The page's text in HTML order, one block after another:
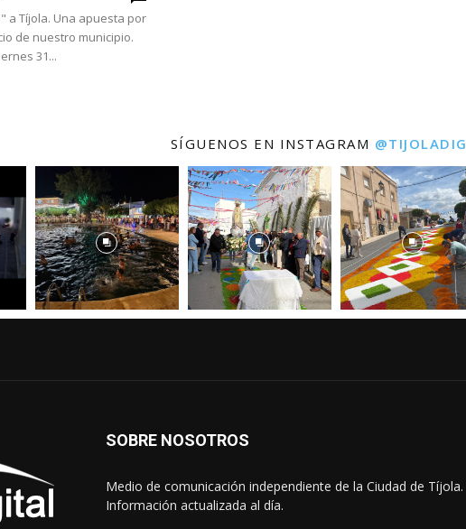
a Tíjola. Una apuesta por
de nuestro municipio.
31...
SÍGUENOS EN INSTAGRAM
SOBRE NOSOTROS
Medio de comunicación independiente de la Ciudad de Tíjola.
Información actualizada al día.